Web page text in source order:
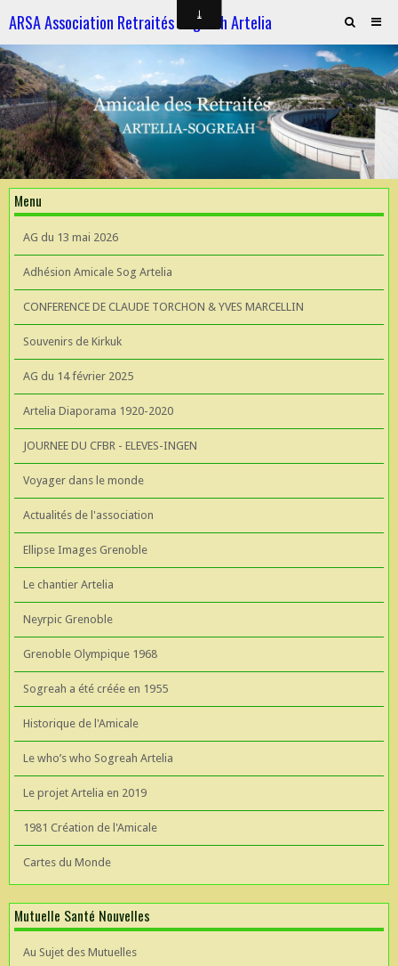
ARSA Association Retraités Sogreah Artelia
Invitation au repas le 21 novembre 2025
ARTELIA et l'Hydroélectricité
ARTELIA et l'Hydroélectricité
Souvenirs de KIrkuk
CONFERENCE DE CLAUDE TORCHON & YVES MARCELLIN A L'UIAD
AG 2026 du 13 mai
Menu
AG du 13 mai 2026
Adhésion Amicale Sog Artelia
CONFERENCE DE CLAUDE TORCHON & YVES MARCELLIN
Souvenirs de Kirkuk
AG du 14 février 2025
Artelia Diaporama 1920-2020
JOURNEE DU CFBR - ELEVES-INGEN
Voyager dans le monde
Actualités de l'association
Ellipse Images Grenoble
Le chantier Artelia
Neyrpic Grenoble
Grenoble Olympique 1968
Sogreah a été créée en 1955
Historique de l'Amicale
Le who’s who Sogreah Artelia
Le projet Artelia en 2019
1981 Création de l'Amicale
Cartes du Monde
Mutuelle Santé Nouvelles
Au Sujet des Mutuelles